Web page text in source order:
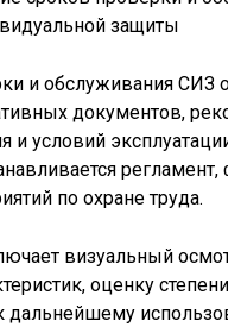
и обслуживания СИЗ
документов,
и условий
по охране труда.
визуальный
оценку
дальнейшему